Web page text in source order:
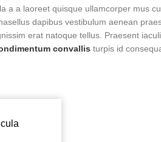
a a laoreet quisque ullamcorper mus
dapibus vestibulum aenean
erat natoque tellus. Praesent
convallis turpis id